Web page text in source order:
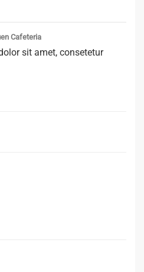
Cafeteria
sit amet, consetetur